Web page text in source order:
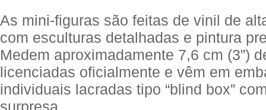
As mini-figuras são feitas de vinil de
com esculturas detalhadas e pintura
Medem aproximadamente 7,6 cm (3”)
licenciadas oficialmente e vêm em
individuais lacradas tipo “blind box”
surpresa.